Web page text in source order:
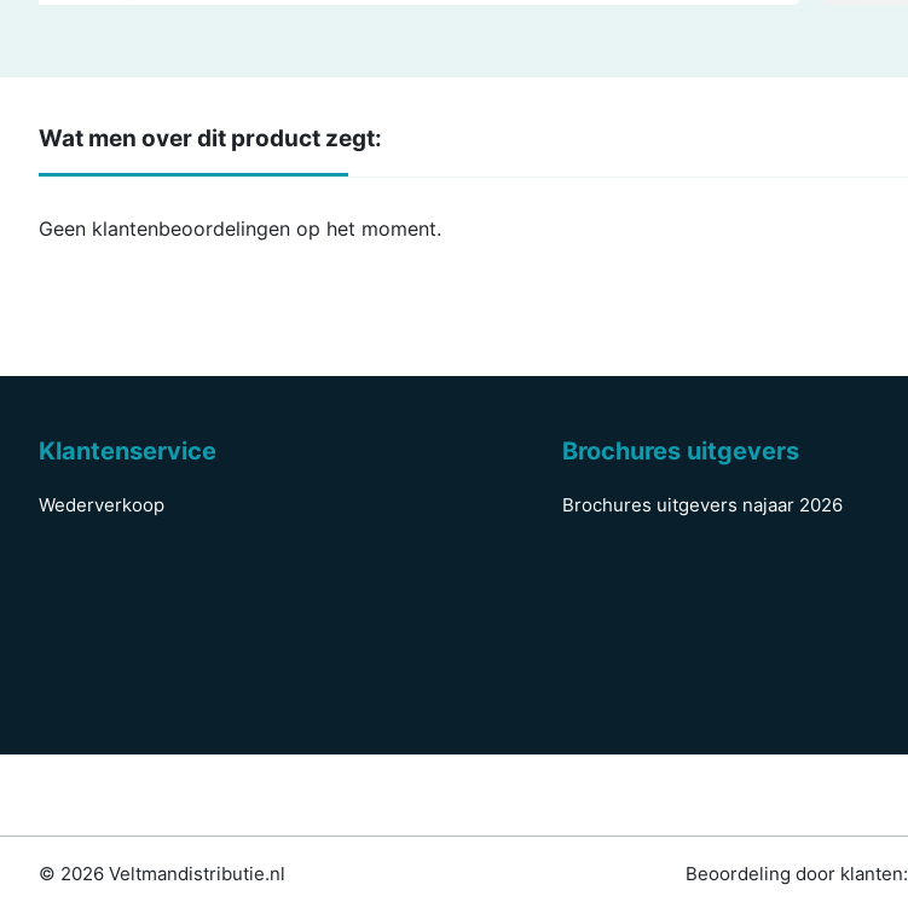
Wat men over dit product zegt:
Geen klantenbeoordelingen op het moment.
Klantenservice
Wederverkoop
Brochures uitgevers
Brochures uitgevers najaar 2026
© 2026 Veltmandistributie.nl Beoordeling door klanten: